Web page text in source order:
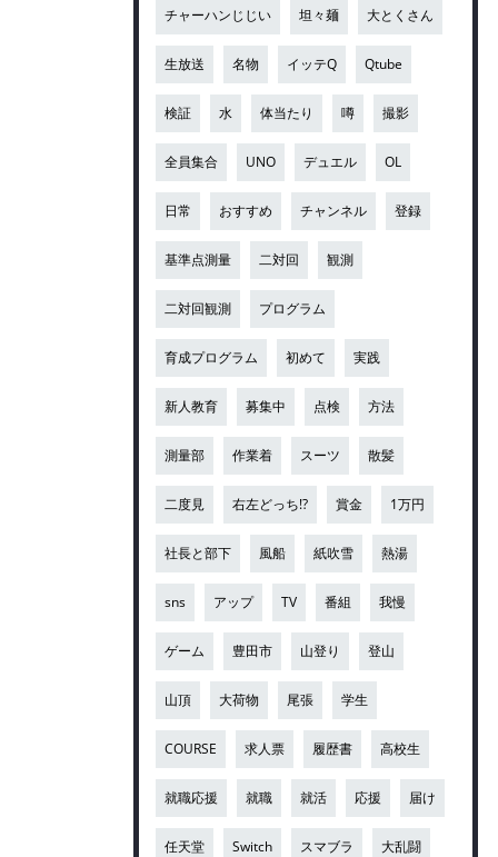
チャーハンじじい 坦々麺 大とくさん
生放送 名物 イッテQ Qtube
検証 水 体当たり 噂 撮影
全員集合 UNO デュエル OL
日常 おすすめ チャンネル 登録
基準点測量 二対回 観測
二対回観測 プログラム
育成プログラム 初めて 実践
新人教育 募集中 点検 方法
測量部 作業着 スーツ 散髪
二度見 右左どっち!? 賞金 1万円
社長と部下 風船 紙吹雪 熱湯
sns アップ TV 番組 我慢
ゲーム 豊田市 山登り 登山
山頂 大荷物 尾張 学生
COURSE 求人票 履歴書 高校生
就職応援 就職 就活 応援 届け
任天堂 Switch スマブラ 大乱闘